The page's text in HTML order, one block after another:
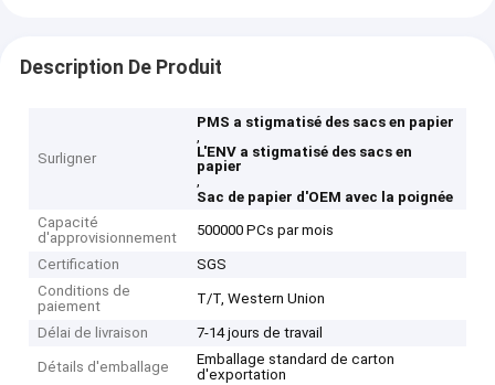
Description De Produit
Surligner
PMS a stigmatisé des sacs en papier
,
L'ENV a stigmatisé des sacs en
papier
,
Sac de papier d'OEM avec la poignée
Capacité
d'approvisionnement
500000 PCs par mois
Certification
SGS
Conditions de
paiement
T/T, Western Union
Délai de livraison 7-14 jours de travail
Détails d'emballage
Emballage standard de carton
d'exportation